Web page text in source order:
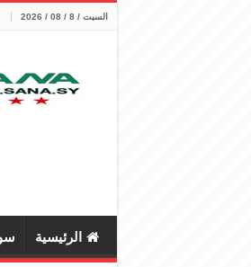
السبت / 8 / 08 / 2026
الرئيسية